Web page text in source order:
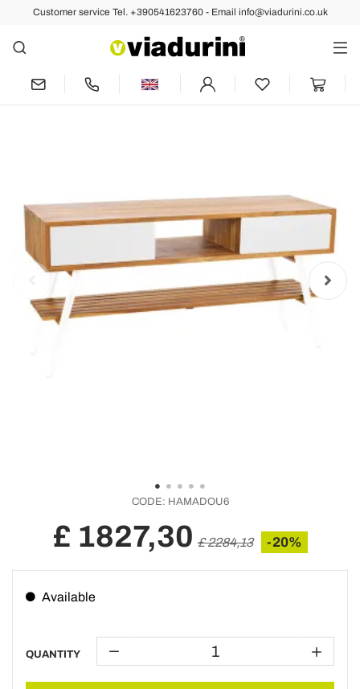
Customer service Tel. +390541623760 - Email info@viadurini.co.uk
Back Previous Next
Bathroom Cabinet in Natural Teak with
White Drawers in Mahogany - Hamadou
CODE: HAMADOU6
£ 1827,30 £ 2284,13 -20%
Available
QUANTITY